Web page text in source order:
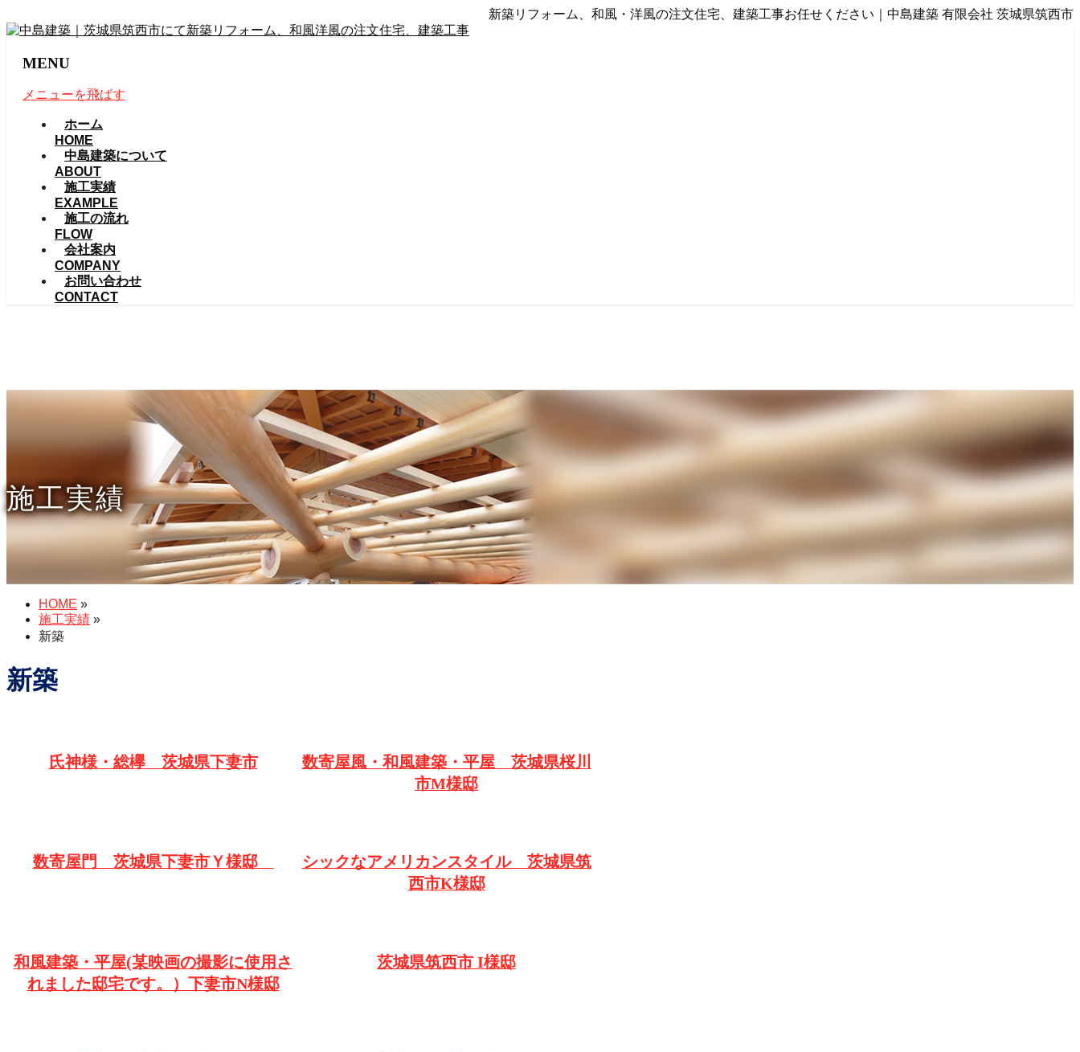
新築リフォーム、和風・洋風の注文住宅、建築工事お任せください｜中島建築 有限会社 茨城県筑西市
MENU
メニューを飛ばす
ホーム
HOME
中島建築について
ABOUT
施工実績
EXAMPLE
施工の流れ
FLOW
会社案内
COMPANY
お問い合わせ
CONTACT
施工実績
HOME »
施工実績 »
新築
新築
氏神様・総欅 茨城県下妻市
数寄屋風・和風建築・平屋 茨城県桜川
市M様邸
数寄屋門 茨城県下妻市Ｙ様邸
シックなアメリカンスタイル 茨城県筑
西市K様邸
和風建築・平屋(某映画の撮影に使用さ
れました邸宅です。）下妻市N様邸
茨城県筑西市 I様邸